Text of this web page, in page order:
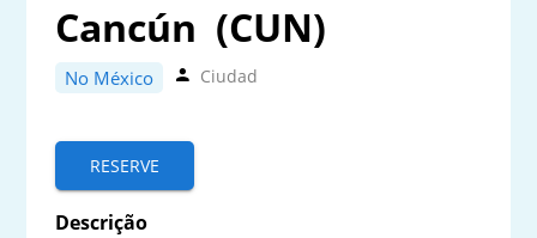
Cancún (CUN)
No México Ciudad
RESERVE
Descrição